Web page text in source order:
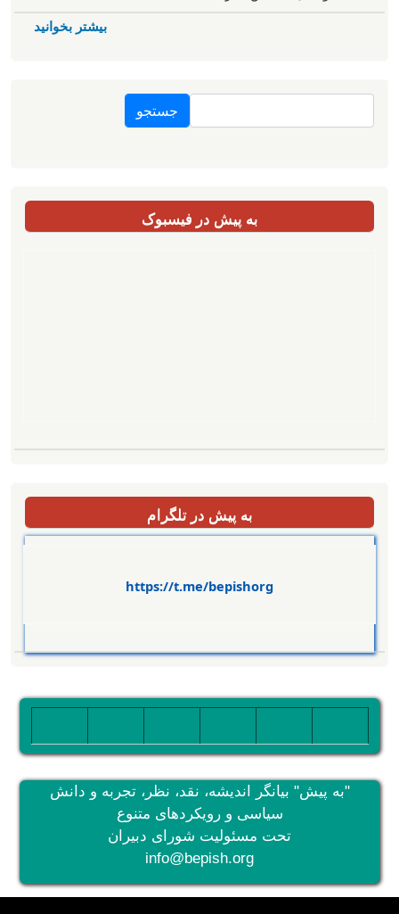
بیشتر بخوانید
جستجو
به پیش در فیسبوک
به پیش در تلگرام
https://t.me/bepishorg
"به پیش" بیانگر اندیشه، نقد، نظر، تجربه و دانش
سیاسی و رویکردهای متنوع
تحت مسئولیت شورای دبیران
info@bepish.org